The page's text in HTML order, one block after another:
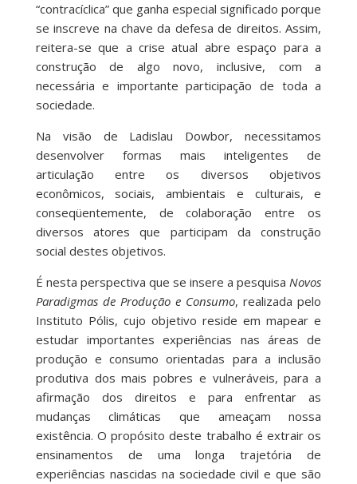
“contracíclica” que ganha especial significado porque
se inscreve na chave da defesa de direitos. Assim,
reitera-se que a crise atual abre espaço para a
construção de algo novo, inclusive, com a
necessária e importante participação de toda a
sociedade.
Na visão de Ladislau Dowbor, necessitamos
desenvolver formas mais inteligentes de
articulação entre os diversos objetivos
econômicos, sociais, ambientais e culturais, e
conseqüentemente, de colaboração entre os
diversos atores que participam da construção
social destes objetivos.
É nesta perspectiva que se insere a pesquisaNovos
Paradigmas de Produção e Consumo, realizada pelo
Instituto Pólis, cujo objetivo reside em mapear e
estudar importantes experiências nas áreas de
produção e consumo orientadas para a inclusão
produtiva dos mais pobres e vulneráveis, para a
afirmação dos direitos e para enfrentar as
mudanças climáticas que ameaçam nossa
existência. O propósito deste trabalho é extrair os
ensinamentos de uma longa trajetória de
experiências nascidas na sociedade civil e que são